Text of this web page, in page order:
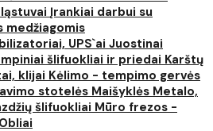
Įrankiai darbui su
medžiagomis
UPS`ai Juostinai
šlifuokliai ir priedai Karštų
klijai Kėlimo - tempimo gervės
stotelės Maišyklės Metalo,
šlifuokliai Mūro frezos -
Obliai